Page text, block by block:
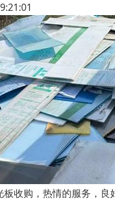
板收购，热情的服务，良